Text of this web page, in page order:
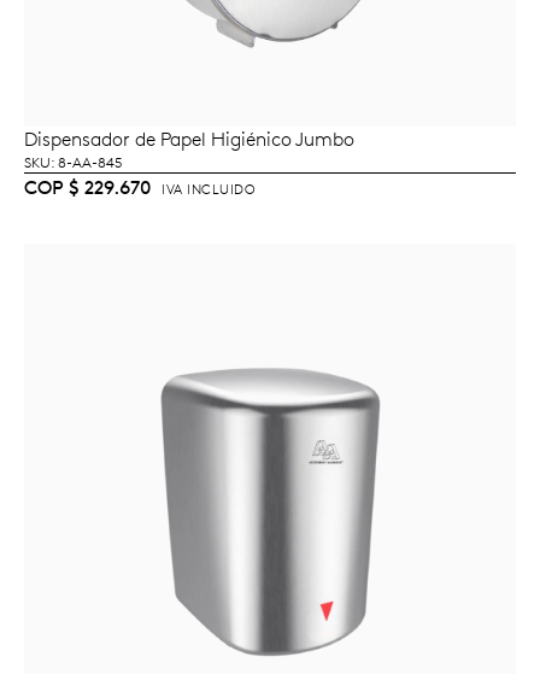
AÑADIR AL CARRITO
Dispensador de Papel Higiénico Jumbo
SKU: 8-AA-845
COP $ 229.670 IVA INCLUIDO